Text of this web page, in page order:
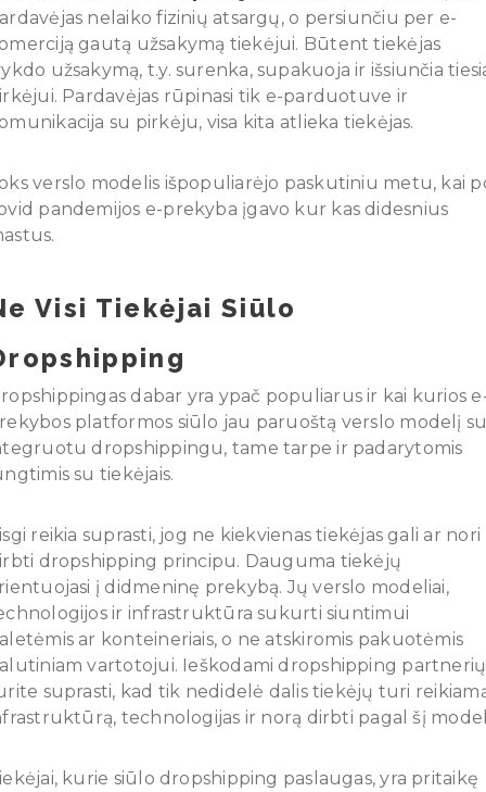
nelaiko fizinių atsargų, o persiunčiu per e-
gautą užsakymą tiekėjui. Būtent tiekėjas
užsakymą, t.y. surenka, supakuoja ir išsiunčia
Pardavėjas rūpinasi tik e-parduotuve ir
su pirkėju, visa kita atlieka tiekėjas.
verslo modelis išpopuliarėjo paskutiniu metu, kai
pandemijos e-prekyba įgavo kur kas didesnius
Visi Tiekėjai Siūlo
dabar yra ypač populiarus ir kai kurios
platformos siūlo jau paruoštą verslo modelį
dropshippingu, tame tarpe ir padarytomis
su tiekėjais.
reikia suprasti, jog ne kiekvienas tiekėjas gali ar nori
dropshipping principu. Dauguma tiekėjų
į didmeninę prekybą. Jų verslo modeliai,
ir infrastruktūra sukurti siuntimui
ar konteineriais, o ne atskiromis pakuotėmis
vartotojui. Ieškodami dropshipping partnerių
suprasti, kad tik nedidelė dalis tiekėjų turi
technologijas ir norą dirbti pagal šį
kurie siūlo dropshipping paslaugas, yra pritaikę